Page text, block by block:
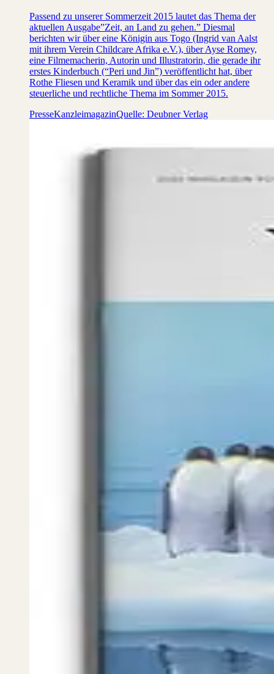
Passend zu unserer Sommerzeit 2015 lautet das Thema der
aktuellen Ausgabe”Zeit, an Land zu gehen.” Diesmal
berichten wir über eine Königin aus Togo (Ingrid van Aalst
mit ihrem Verein Childcare Afrika e.V.), über Ayse Romey,
eine Filmemacherin, Autorin und Illustratorin, die gerade ihr
erstes Kinderbuch (“Peri und Jin”) veröffentlicht hat, über
Rothe Fliesen und Keramik und über das ein oder andere
steuerliche und rechtliche Thema im Sommer 2015.
PresseKanzleimagazinQuelle: Deubner Verlag